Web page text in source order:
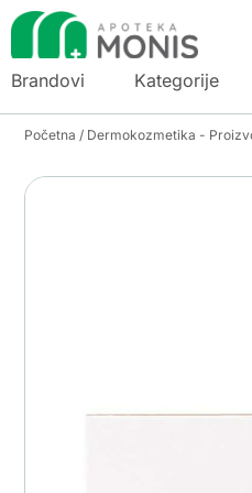
Brandovi Kategorije
Početna / Dermokozmetika -